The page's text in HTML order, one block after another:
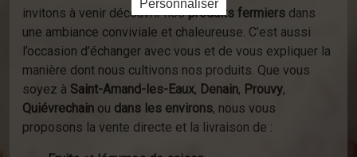
invitons à venir découvrir nosproduits fermiers dans
une ambiance conviviale et chaleureuse. C’est aussi
l’occasion d’échanger avec vous et de vous expliquer la
manière dont nous cultivons nos produits. Que vous
soyez à Saint-Amand-les-Eaux, Denain, Prouvy,
Quiévrechain ou dans les environs, nous vous
proposons la vente directe et la livraison de :
Personnaliser